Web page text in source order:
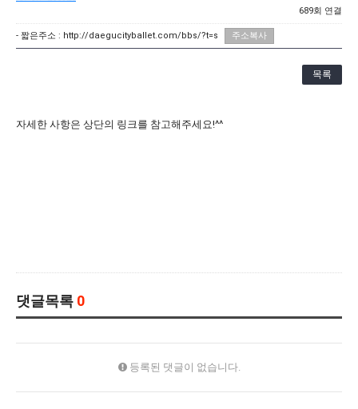
689회 연결
- 짧은주소 : http://daegucityballet.com/bbs/?t=s 주소복사
목록
자세한 사항은 상단의 링크를 참고해주세요!^^
댓글목록 0
등록된 댓글이 없습니다.